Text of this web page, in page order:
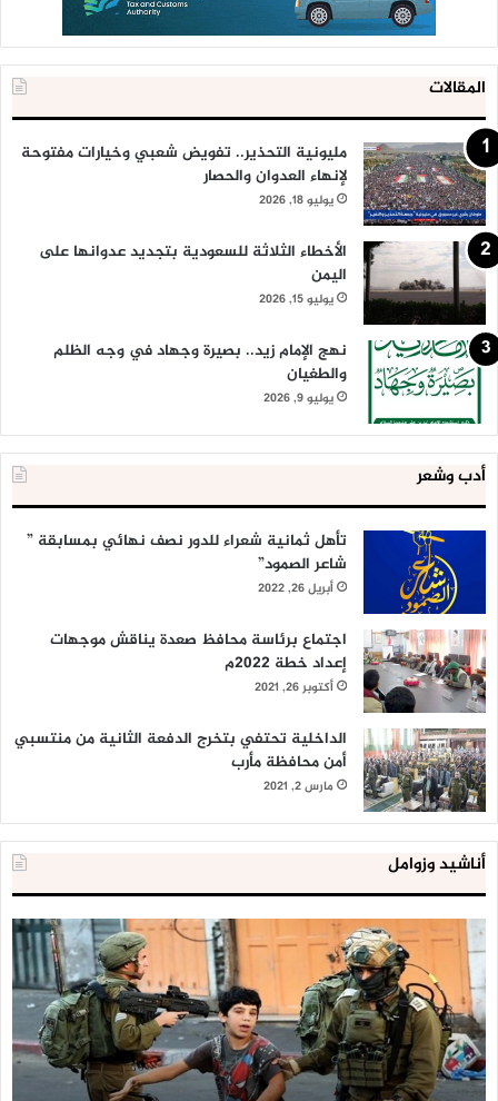
المقالات
مليونية التحذير.. تفويض شعبي وخيارات مفتوحة
لإنهاء العدوان والحصار
يوليو 18, 2026
الأخطاء الثلاثة للسعودية بتجديد عدوانها على
اليمن
يوليو 15, 2026
نهج الإمام زيد.. بصيرة وجهاد في وجه الظلم
والطغيان
يوليو 9, 2026
أدب وشعر
تأهل ثمانية شعراء للدور نصف نهائي بمسابقة ”
شاعر الصمود”
أبريل 26, 2022
اجتماع برئاسة محافظ صعدة يناقش موجهات
إعداد خطة 2022م
أكتوبر 26, 2021
الداخلية تحتفي بتخرج الدفعة الثانية من منتسبي
أمن محافظة مأرب
مارس 2, 2021
أناشيد وزوامل
العدو
الإسرائيلي
اعتقل
543
طفلا
فلسطينيا
خلال
2020